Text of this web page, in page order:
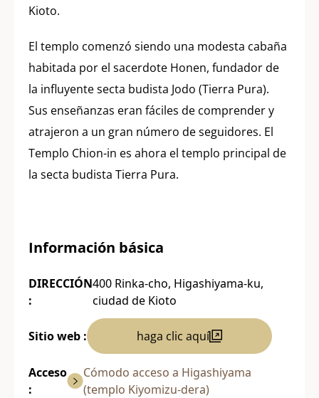
Kioto.
El templo comenzó siendo una modesta cabaña
habitada por el sacerdote Honen, fundador de
la influyente secta budista Jodo (Tierra Pura).
Sus enseñanzas eran fáciles de comprender y
atrajeron a un gran número de seguidores. El
Templo Chion-in es ahora el templo principal de
la secta budista Tierra Pura.
Información básica
DIRECCIÓN
:
400 Rinka-cho, Higashiyama-ku,
ciudad de Kioto
Sitio web : haga clic aquí
Acceso
:
Cómodo acceso a Higashiyama
(templo Kiyomizu-dera)